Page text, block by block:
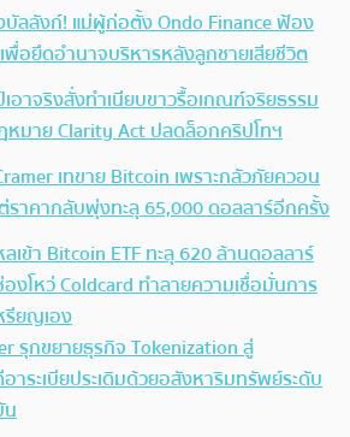
ลลังก์! แม่ผู้ก่อตั้ง Ondo Finance ฟ้อง
พื่อยึดอำนาจบริหารหลังลูกชายเสียชีวิต
อาจริง สั่งทำเนียบขาวรื้อเกณฑ์จริยธรรม
มาย Clarity Act ปลดล็อกคริปโทฯ
เทขาย Bitcoin เพราะกลัวภัยควอน
ราคากลับพุ่งทะลุ 65,000 ดอลลาร์อีกครั้ง
ลเข้า Bitcoin ETF ทะลุ 620 ล้านดอลลาร์
งโหว่ Coldcard ทำลายความเชื่อมั่นการ
รียญเอง
รุกขยายธุรกิจ Tokenization สู่
าระเบียประเดิมด้วยอสังหาริมทรัพย์ระดับ
น